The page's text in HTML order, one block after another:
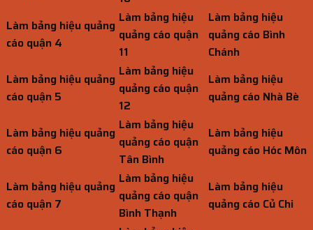
Làm bảng hiệu quảng
cáo quận 4
Làm bảng hiệu
quảng cáo quận
11
Làm bảng hiệu
quảng cáo Bình
Chánh
Làm bảng hiệu quảng
cáo quận 5
Làm bảng hiệu
quảng cáo quận
12
Làm bảng hiệu
quảng cáo Nhà Bè
Làm bảng hiệu quảng
cáo quận 6
Làm bảng hiệu
quảng cáo quận
Tân Bình
Làm bảng hiệu
quảng cáo Hóc Môn
Làm bảng hiệu quảng
cáo quận 7
Làm bảng hiệu
quảng cáo quận
Bình Thạnh
Làm bảng hiệu
quảng cáo Củ Chi